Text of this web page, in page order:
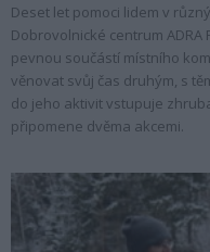
Deset let pomoci lidem v
Dobrovolnické centrum
pevnou součástí místního
věnovat svůj čas druhým, s
do jeho aktivit vstupuje
připomene dvěma akcemi.